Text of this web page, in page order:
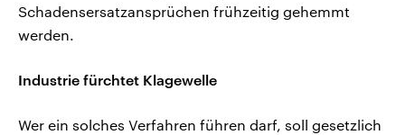
Schadensersatzansprüchen frühzeitig gehemmt
werden.
Industrie fürchtet Klagewelle
Wer ein solches Verfahren führen darf, soll gesetzlich